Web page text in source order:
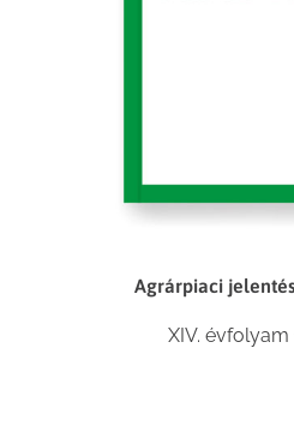
Agrárpiaci
XIV. évfolyam